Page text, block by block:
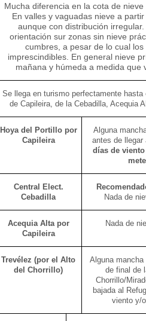
Mucha diferencia en la cota de
En valles y vaguadas nieve a
aunque con distribución
orientación sur zonas sin nieve
cumbres, a pesar de lo cual
imprescindibles. En general nieve
mañana y húmeda a medida que
Se llega en turismo perfectamente
de Capileira, de la Cebadilla, Acequia
Hoya del Portillo por
Capileira
Alguna
antes de
días de
Central Elect.
Cebadilla
Nada de
Acequia Alta por
Capileira
Nada de
Trevélez (por el Alto
del Chorrillo)
Alguna
de final de
Chorrillo/
bajada al
viento y/